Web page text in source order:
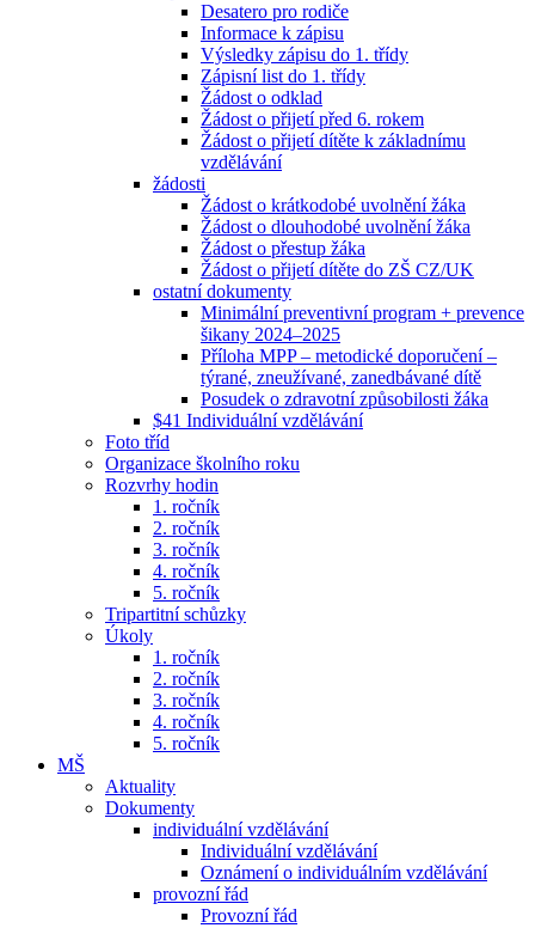
Desatero pro rodiče
Informace k zápisu
Výsledky zápisu do 1. třídy
Zápisní list do 1. třídy
Žádost o odklad
Žádost o přijetí před 6. rokem
Žádost o přijetí dítěte k základnímu
vzdělávání
žádosti
Žádost o krátkodobé uvolnění žáka
Žádost o dlouhodobé uvolnění žáka
Žádost o přestup žáka
Žádost o přijetí dítěte do ZŠ CZ/UK
ostatní dokumenty
Minimální preventivní program + prevence
šikany 2024–2025
Příloha MPP – metodické doporučení –
týrané, zneužívané, zanedbávané dítě
Posudek o zdravotní způsobilosti žáka
$41 Individuální vzdělávání
Foto tříd
Organizace školního roku
Rozvrhy hodin
1. ročník
2. ročník
3. ročník
4. ročník
5. ročník
Tripartitní schůzky
Úkoly
1. ročník
2. ročník
3. ročník
4. ročník
5. ročník
MŠ
Aktuality
Dokumenty
individuální vzdělávání
Individuální vzdělávání
Oznámení o individuálním vzdělávání
provozní řád
Provozní řád